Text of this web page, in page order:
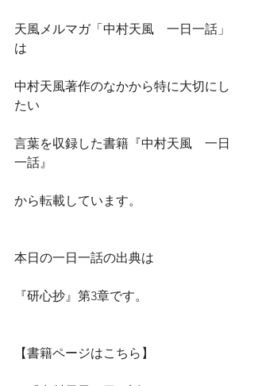
天風メルマガ「中村天風　一日一話」
は
中村天風著作のなかから特に大切にし
たい
言葉を収録した書籍『中村天風　一日
一話』
から転載しています。
本日の一日一話の出典は
『研心抄』第3章です。
【書籍ページはこちら】